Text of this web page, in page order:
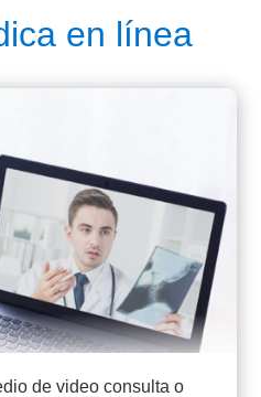
en línea
de video consulta o